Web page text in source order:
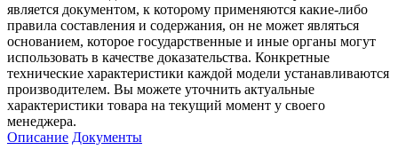
является документом, к которому применяются какие-либо
правила составления и содержания, он не может являться
основанием, которое государственные и иные органы могут
использовать в качестве доказательства. Конкретные
технические характеристики каждой модели устанавливаются
производителем. Вы можете уточнить актуальные
характеристики товара на текущий момент у своего
менеджера.
Описание Документы